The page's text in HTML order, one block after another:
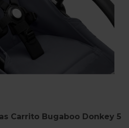
Carrito Bugaboo Donkey 5